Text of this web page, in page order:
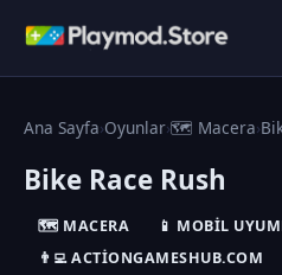
Ana Sayfa›Oyunlar›🗺️ Macera›
Bike Race Rush
🗺️ MACERA
📱 MOBIL
👨‍💻 ACTIONGAMESHUB.COM